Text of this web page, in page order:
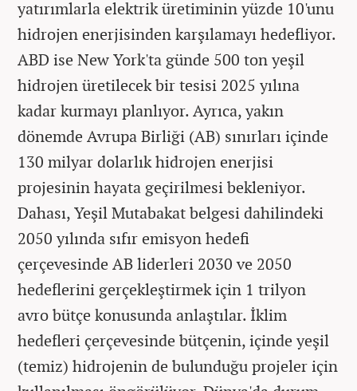
yatırımlarla elektrik üretiminin yüzde 10'unu
hidrojen enerjisinden karşılamayı hedefliyor.
ABD ise New York'ta günde 500 ton yeşil
hidrojen üretilecek bir tesisi 2025 yılına
kadar kurmayı planlıyor. Ayrıca, yakın
dönemde Avrupa Birliği (AB) sınırları içinde
130 milyar dolarlık hidrojen enerjisi
projesinin hayata geçirilmesi bekleniyor.
Dahası, Yeşil Mutabakat belgesi dahilindeki
2050 yılında sıfır emisyon hedefi
çerçevesinde AB liderleri 2030 ve 2050
hedeflerini gerçekleştirmek için 1 trilyon
avro bütçe konusunda anlaştılar. İklim
hedefleri çerçevesinde bütçenin, içinde yeşil
(temiz) hidrojenin de bulunduğu projeler için